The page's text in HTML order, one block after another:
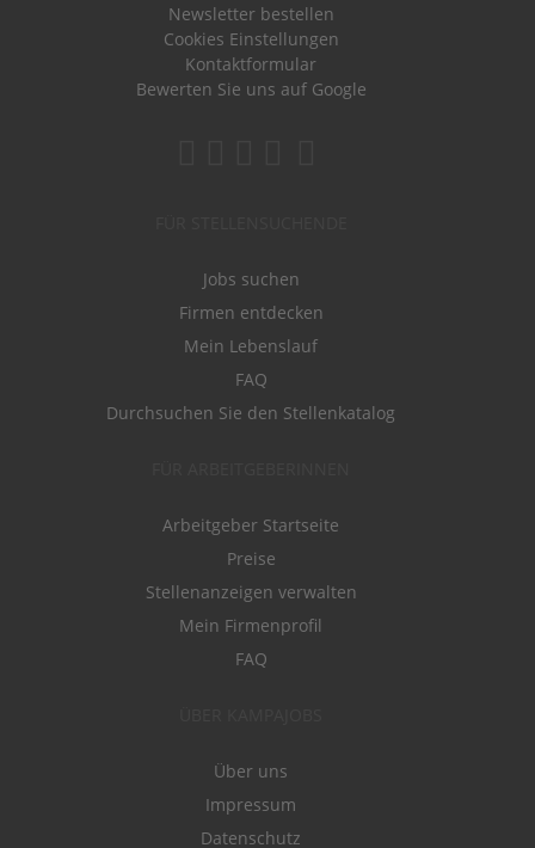
Newsletter bestellen
Cookies Einstellungen
Kontaktformular
Bewerten Sie uns auf Google
Jobs suchen
Firmen entdecken
Mein Lebenslauf
FAQ
Durchsuchen Sie den Stellenkatalog
Arbeitgeber Startseite
Preise
Stellenanzeigen verwalten
Mein Firmenprofil
FAQ
Über uns
Impressum
Datenschutz